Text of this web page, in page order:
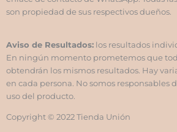
son propiedad de sus respectivos dueños.
Aviso de Resultados: los resultados
En ningún momento prometemos que
obtendrán los mismos resultados. Hay
en cada persona. No somos responsables
uso del producto.
Copyright © 2022 Tienda Unión